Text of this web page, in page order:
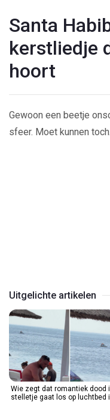
Santa
kerstliedje
hoort
Gewoon een beetje
sfeer. Moet kunnen toch.
Uitgelichte artikelen
Wie zegt dat romantiek dood
stelletje gaat los op luchtbed